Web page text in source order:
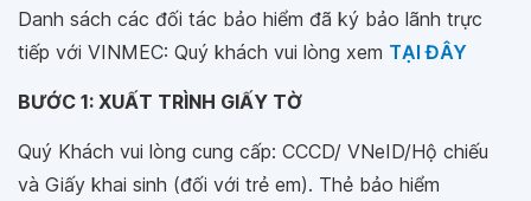
Danh sách các đối tác bảo hiểm đã ký bảo lãnh trực
tiếp với VINMEC: Quý khách vui lòng xem TẠI ĐÂY
BƯỚC 1: XUẤT TRÌNH GIẤY TỜ
Quý Khách vui lòng cung cấp: CCCD/ VNeID/Hộ chiếu
và Giấy khai sinh (đối với trẻ em). Thẻ bảo hiểm